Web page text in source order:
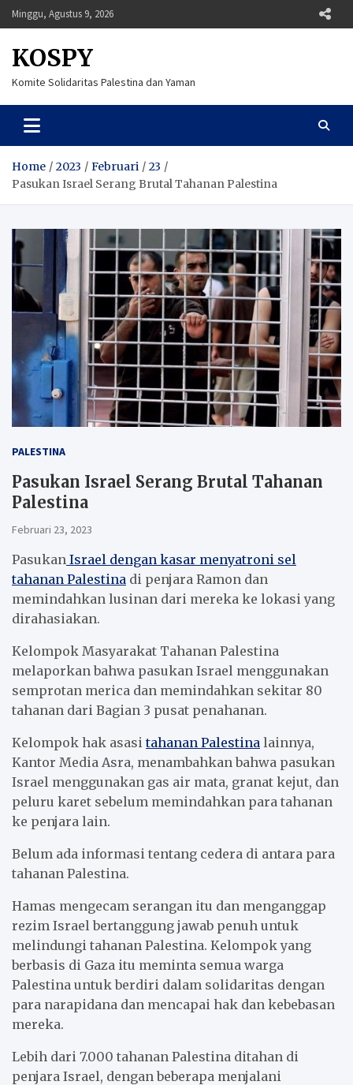
Skip
to
Minggu, Agustus 9, 2026
KOSPY
Komite Solidaritas Palestina dan Yaman
Home 2023 Februari
23
Pasukan Israel Serang Brutal Tahanan Palestina
PALESTINA
Pasukan Israel Serang Brutal Tahanan
Palestina
Februari 23, 2023
Pasukan Israel dengan kasar menyatroni sel
tahanan Palestina di penjara Ramon dan
memindahkan lusinan dari mereka ke lokasi yang
dirahasiakan.
Kelompok Masyarakat Tahanan Palestina
melaporkan bahwa pasukan Israel menggunakan
semprotan merica dan memindahkan sekitar 80
tahanan dari Bagian 3 pusat penahanan.
Kelompok hak asasitahanan Palestina lainnya,
Kantor Media Asra, menambahkan bahwa pasukan
Israel menggunakan gas air mata, granat kejut, dan
peluru karet sebelum memindahkan para tahanan
ke penjara lain.
Belum ada informasi tentang cedera di antara para
tahanan Palestina.
Hamas mengecam serangan itu dan menganggap
rezim Israel bertanggung jawab penuh untuk
melindungi tahanan Palestina. Kelompok yang
berbasis di Gaza itu meminta semua warga
Palestina untuk berdiri dalam solidaritas dengan
para narapidana dan mencapai hak dan kebebasan
mereka.
Lebih dari 7.000 tahanan Palestina ditahan di
penjara Israel, dengan beberapa menjalani